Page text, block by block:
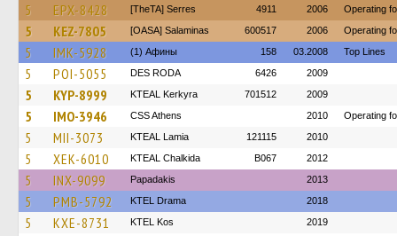
5 EPX-8428 [TheTA] Serres 4911 2006 Operating
5 KEZ-7805 [OASA] Salaminas 600517 2006 Operating
5 IMK-5928 (1) Афины 158 03.2008 Top Lines
5 POI-5055 DES RODA 6426 2009
5 KYP-8999 KTEAL Kerkyra 701512 2009
5 IMO-3946 CSS Athens 2010 Operating
5 MII-3073 KTEAL Lamia 121115 2010
5 XEK-6010 KTEAL Chalkida B067 2012
5 INX-9099 Papadakis 2013
5 PMB-5792 KTEL Drama 2018
5 KXE-8731 KTEL Kos 2019